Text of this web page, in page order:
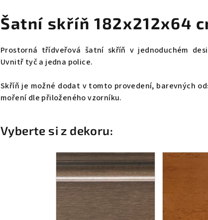
Šatní skříň 182x212x64
Prostorná třídveřová šatní skříň v jednoduchém
Uvnitř tyč a jedna police.
Skříň je možné dodat v tomto provedení, barevných
moření dle přiloženého vzorníku.
Vyberte si z dekoru: